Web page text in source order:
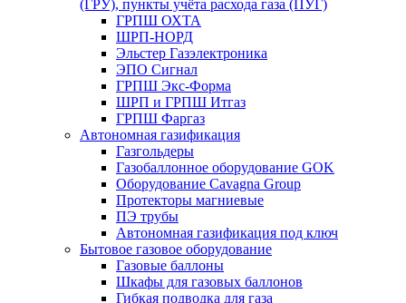
(ГРУ), пункты учёта расхода газа (ПУГ)
ГРПШ ОХТА
ШРП-НОРД
Эльстер Газэлектроника
ЭПО Сигнал
ГРПШ Экс-Форма
ШРП и ГРПШ Итгаз
ГРПШ Фаргаз
Автономная газификация
Газгольдеры
Газобаллонное оборудование GOK
Оборудование Cavagna Group
Протекторы магниевые
ПЭ трубы
Автономная газификация под ключ
Бытовое газовое оборудование
Газовые баллоны
Шкафы для газовых баллонов
Гибкая подводка для газа